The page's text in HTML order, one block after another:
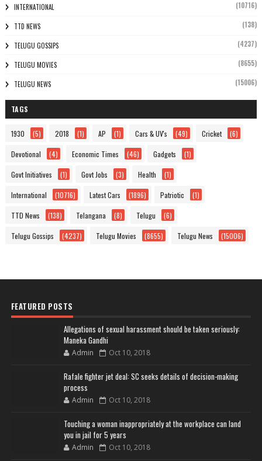
INTERNATIONAL (10716)
TTD NEWS (138)
TELUGU GOSSIPS (4237)
TELUGU MOVIES (8655)
TELUGU NEWS (15006)
TAGS
1930 (5) 2018 (1) AP (1) Cars & UV's (49) Cricket (6)
Devotional (4) Economic Times (46) Gadgets (1)
Govt Initiatives (1) Govt Jobs (3) Health (1)
International (10716) Latest Cars (1896) Patriotic (1)
TTD News (138) Telangana (8) Telugu (6)
Telugu Gossips (4237) Telugu Movies (8655) Telugu News (15006)
FEATURED POSTS
Allegations of sexual harassment should be taken seriously:
Maneka Gandhi
Admin Oct 10, 2018
Rafale fighter jet deal: SC seeks details of decision-making
process
Admin Oct 10, 2018
Touching a woman inappropriately at the workplace can land
you in jail for 5 years
Admin Oct 10, 2018